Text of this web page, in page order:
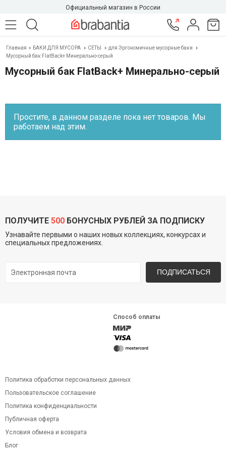
Официальный магазин в России
Главная БАКИ ДЛЯ МУСОРА СЕТЫ
для Эргономичные мусорные баки
Мусорный бак FlatBack+ Минерально-серый
Мусорный бак FlatBack+ Минерально-серый
Простите, в данном разделе пока нет товаров. Мы
работаем над этим.
ПОЛУЧИТЕ 500 БОНУСНЫХ РУБЛЕЙ ЗА ПОДПИСКУ
Узнавайте первыми о наших новых коллекциях, конкурсах и
специальных предложениях.
ПОДПИСАТЬСЯ
Способ оплаты
Политика обработки персональных данных
Пользовательское соглашение
Политика конфиденциальности
Публичная оферта
Условия обмена и возврата
Блог